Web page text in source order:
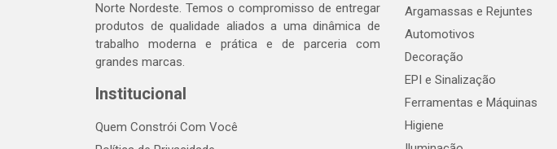
Norte Nordeste. Temos o compromisso de entregar
produtos de qualidade aliados a uma dinâmica de
trabalho moderna e prática e de parceria com
grandes marcas.
Institucional
Quem Constrói Com Você
Argamassas e Rejuntes
Automotivos
Decoração
EPI e Sinalização
Ferramentas e Máquinas
Higiene